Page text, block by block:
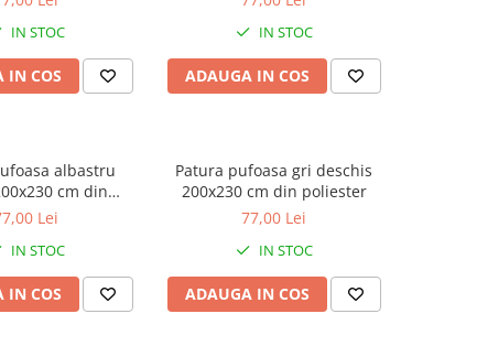
IN STOC
IN COS
IN STOC
ADAUGA IN COS
albastru
cm din
Lei
IN STOC
IN COS
Patura pufoasa gri deschis
200x230 cm din poliester
77,00 Lei
IN STOC
ADAUGA IN COS